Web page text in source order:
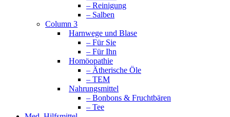
– Reinigung
– Salben
Column 3
Harnwege und Blase
– Für Sie
– Für Ihn
Homöopathie
– Ätherische Öle
– TEM
Nahrungsmittel
– Bonbons & Fruchtbären
– Tee